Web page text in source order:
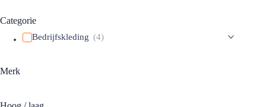
Categorie
Bedrijfskleding (4)
Merk